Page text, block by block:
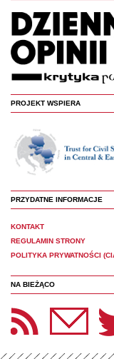
PROJEKT WSPIERA
PRZYDATNE INFORMACJE
KONTAKT
REGULAMIN STRONY
POLITYKA PRYWATNOŚCI
NA BIEŻĄCO
Panoptyka Facebook